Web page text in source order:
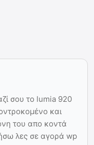
σου το lumia 920
και
του απο κοντά
λες σε αγορά wp